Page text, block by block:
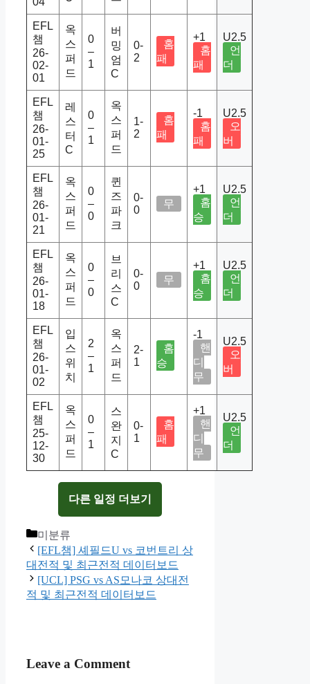
EFL
챔
26-
02-
01
옥
스
퍼
드
0
–
1
버
밍
엄
C
0-
2
홈
패
+1
홈
패
U2.5
언
더
EFL
챔
26-
01-
25
레
스
터
C
0
–
1
옥
스
퍼
드
1-
2
홈
패
-1
홈
패
U2.5
오
버
EFL
챔
26-
01-
21
옥
스
퍼
드
0
–
0
퀸
즈
파
크
0-
0
무
+1
홈
승
U2.5
언
더
EFL
챔
26-
01-
18
옥
스
퍼
드
0
–
0
브
리
스
C
0-
0
무
+1
홈
승
U2.5
언
더
EFL
챔
26-
01-
02
입
스
위
치
2
–
1
옥
스
퍼
드
2-
1
홈
승
-1
핸
디
무
U2.5
오
버
EFL
챔
25-
12-
30
옥
스
퍼
드
0
–
1
스
완
지
C
0-
1
홈
패
+1
핸
디
무
U2.5
언
더
다른 일정 더보기
Categories
미분류
[EFL챔] 셰필드U vs 코번트리 상
대전적 및 최근전적 데이터보드
[UCL] PSG vs AS모나코 상대전
적 및 최근전적 데이터보드
Leave a Comment